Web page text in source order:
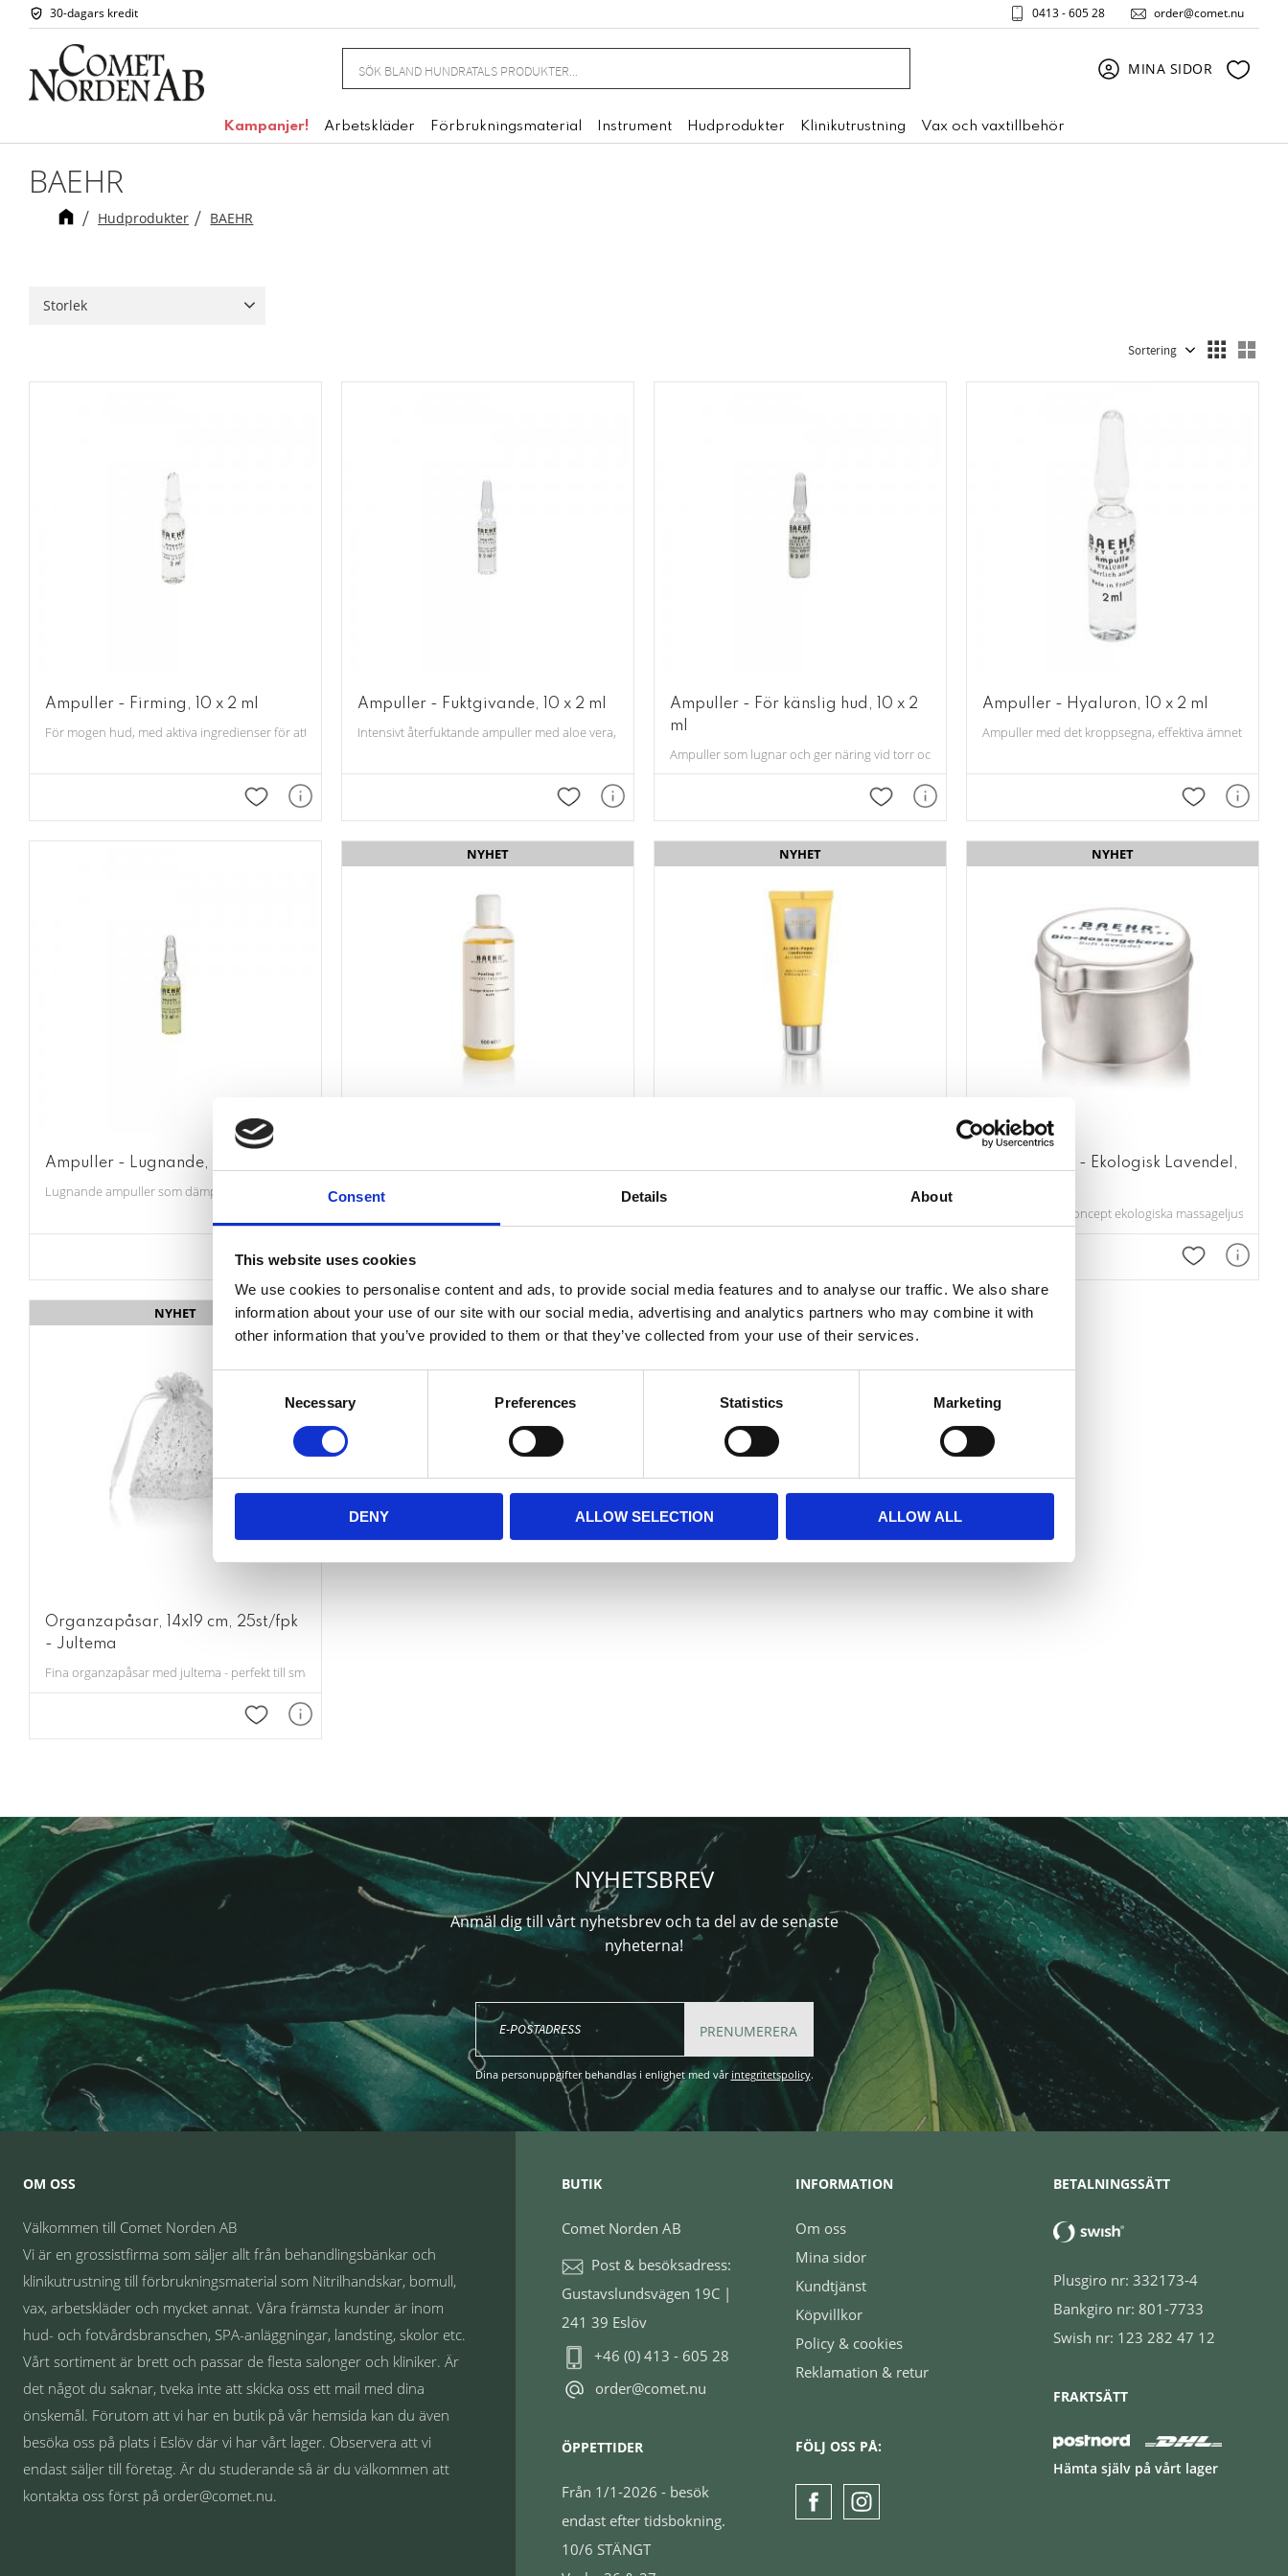
Consent Details About
This website uses cookies
We use cookies to personalise content and ads, to provide social media features and to analyse our traffic. We also share
information about your use of our site with our social media, advertising and analytics partners who may combine it with
other information that you’ve provided to them or that they’ve collected from your use of their services.
Necessary Preferences Statistics Marketing
DENY ALLOW SELECTION ALLOW ALL
30-dagars kredit 0413 - 605 28 order@comet.nu
MINA SIDOR
Kampanjer! Arbetskläder Förbrukningsmaterial Instrument Hudprodukter Klinikutrustning Vax och vaxtillbehör
BAEHR
Hudprodukter BAEHR
Storlek
Ampuller - Firming, 10 x 2 ml
För mogen hud, med aktiva ingredienser för att förbättra hudens elasticitet. 10 st. 2 ml/st.
Lägg till i favoriter
Ampuller - Fuktgivande, 10 x 2 ml
Intensivt återfuktande ampuller med aloe vera, Fucogel ® och hyaluronsyra. 10 st. 2 ml/st
Lägg till i favoriter
Ampuller - För känslig hud, 10 x 2
ml
Ampuller som lugnar och ger näring vid torr och känslig hy. 10 st. 2 ml/st
Lägg till i favoriter
Ampuller - Hyaluron, 10 x 2 ml
Ampuller med det kroppsegna, effektiva ämnet
Lägg till i
Ampuller - Lugnande, 10 x 2 ml
Lugnande ampuller som dämpar rodnad. 10 st. 2 ml/st.
Lägg till i favoriter
NYHET NYHET
Massageljus - Ekologisk Lavendel,
​BAEHR Beauty Concept ekologiska massageljus - för
NYHET
Lägg till i
Organzapåsar, 14x19 cm, 25st/fpk
- Jultema
Fina organzapåsar med jultema - perfekt till små julpresenter. 25st/fpk
NYHET
Lägg till i favoriter
NYHETSBREV
Anmäl dig till vårt nyhetsbrev och ta del av de senaste
nyheterna!
PRENUMERERA
Dina personuppgifter behandlas i enlighet med vår integritetspolicy.
OM OSS
Välkommen till Comet Norden AB
Vi är en grossistfirma som säljer allt från behandlingsbänkar och
klinikutrustning till förbrukningsmaterial som Nitrilhandskar, bomull,
vax, arbetskläder och mycket annat. Våra främsta kunder är inom
hud- och fotvårdsbranschen, SPA-anläggningar, landsting, skolor etc.
Vårt sortiment är brett och passar de flesta salonger och kliniker. Är
det något du saknar, tveka inte att skicka oss ett mail med dina
önskemål. Förutom att vi har en butik på vår hemsida kan du även
besöka oss på plats i Eslöv där vi har vårt lager. Observera att vi
endast säljer till företag. Är du studerande så är du välkommen att
kontakta oss först på order@comet.nu.
BUTIK
Comet Norden AB
Post & besöksadress:
Gustavslundsvägen 19C |
241 39 Eslöv
+46 (0) 413 - 605 28
order@comet.nu
ÖPPETTIDER
Från 1/1-2026 - besök
endast efter tidsbokning.
10/6 STÄNGT
INFORMATION
Om oss
Mina sidor
Kundtjänst
Köpvillkor
Policy & cookies
Reklamation & retur
FÖLJ OSS PÅ:
BETALNINGSSÄTT
Plusgiro nr: 332173-4
Bankgiro nr: 801-7733
Swish nr: 123 282 47 12
FRAKTSÄTT
Hämta själv på vårt lager